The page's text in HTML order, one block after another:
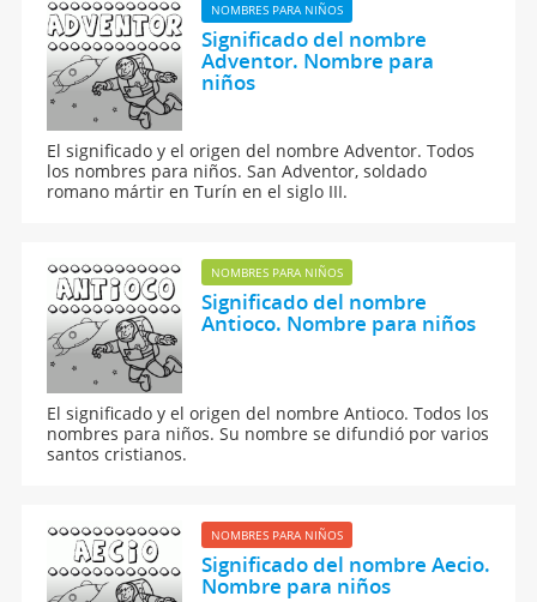
NOMBRES PARA NIÑOS
Significado del nombre
Adventor. Nombre para
niños
El significado y el origen del nombre Adventor. Todos
los nombres para niños. San Adventor, soldado
romano mártir en Turín en el siglo III.
NOMBRES PARA NIÑOS
Significado del nombre
Antioco. Nombre para niños
El significado y el origen del nombre Antioco. Todos los
nombres para niños. Su nombre se difundió por varios
santos cristianos.
NOMBRES PARA NIÑOS
Significado del nombre Aecio.
Nombre para niños